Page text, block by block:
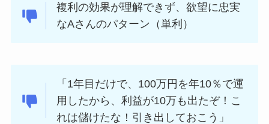
複利の効果が理解できず、欲望に忠実
なAさんのパターン（単利）
「1年目だけで、100万円を年10％で運
用したから、利益が10万も出たぞ！こ
れは儲けたな！引き出しておこう」